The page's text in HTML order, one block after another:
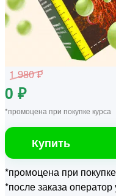
1 980 ₽
0 ₽
*промоцена при покупке курса
Купить
*промоцена при
*после заказа